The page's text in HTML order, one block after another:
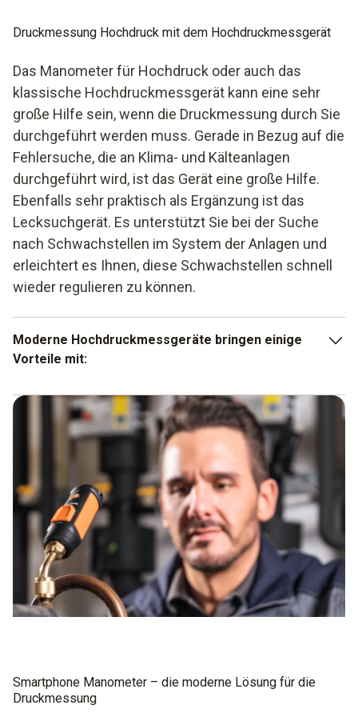
Druckmessung Hochdruck mit dem Hochdruckmessgerät
Das Manometer für Hochdruck oder auch das
klassische Hochdruckmessgerät kann eine sehr
große Hilfe sein, wenn die Druckmessung durch Sie
durchgeführt werden muss. Gerade in Bezug auf die
Fehlersuche, die an Klima- und Kälteanlagen
durchgeführt wird, ist das Gerät eine große Hilfe.
Ebenfalls sehr praktisch als Ergänzung ist das
Lecksuchgerät. Es unterstützt Sie bei der Suche
nach Schwachstellen im System der Anlagen und
erleichtert es Ihnen, diese Schwachstellen schnell
wieder regulieren zu können.
Moderne Hochdruckmessgeräte bringen einige
Vorteile mit:
Monteurhilfe bei der Lecksuche
Spezielle Geräte für die Messung von Hochdruck
Einfaches Ablesen auf dem Display
Smartphone Manometer – die moderne Lösung für die
Druckmessung